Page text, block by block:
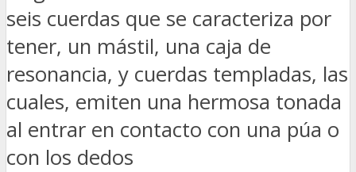
seis cuerdas que se caracteriza por
tener, un mástil, una caja de
resonancia, y cuerdas templadas, las
cuales, emiten una hermosa tonada
al entrar en contacto con una púa o
con los dedos